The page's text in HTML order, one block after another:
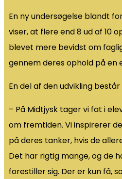
En ny undersøgelse blandt
viser, at flere end 8 ud af 10
blevet mere bevidst om
gennem deres ophold på en
En del af den udvikling
– På Midtjysk tager vi fat i
om fremtiden. Vi inspirerer
på deres tanker, hvis de
Det har rigtig mange, og de
forestiller sig. Der er kun få,